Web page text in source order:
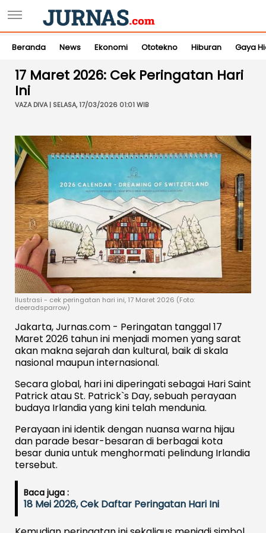
Beranda News Ekonomi Ototekno Hiburan Gaya
17 Maret 2026: Cek Peringatan Hari
Ini
VAZA DIVA | SELASA, 17/03/2026 01:01 WIB
Ilustrasi - cek peringatan hari ini, 17 Maret 2026 (Foto:
deeradsparrow)
Jakarta, Jurnas.com - Peringatan tanggal 17
Maret 2026 tahun ini menjadi momen yang sarat
akan makna sejarah dan kultural, baik di skala
nasional maupun internasional.
Secara global, hari ini diperingati sebagai Hari Saint
Patrick atau St. Patrick`s Day, sebuah perayaan
budaya Irlandia yang kini telah mendunia.
Perayaan ini identik dengan nuansa warna hijau
dan parade besar-besaran di berbagai kota
besar dunia untuk menghormati pelindung Irlandia
tersebut.
Baca juga :
18 Mei 2026, Cek Daftar Peringatan Hari Ini